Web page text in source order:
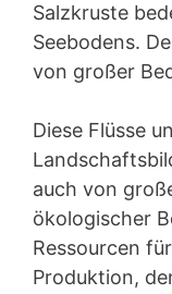
Salzkruste
Seebodens.
von großer
Diese Flüsse
auch von
ökologischer
Ressourcen
Produktion,